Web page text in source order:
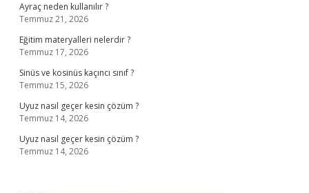
Ayraç neden kullanılır ?
Temmuz 21, 2026
Eğitim materyalleri nelerdir ?
Temmuz 17, 2026
Sinüs ve kosinüs kaçıncı sınıf ?
Temmuz 15, 2026
Uyuz nasıl geçer kesin çözüm ?
Temmuz 14, 2026
Uyuz nasıl geçer kesin çözüm ?
Temmuz 14, 2026